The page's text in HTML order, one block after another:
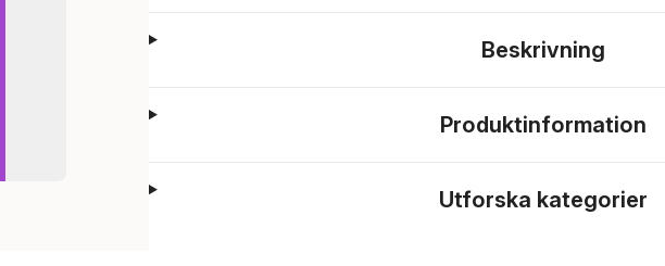
Beskrivning
Produktinformation
Utforska kategorier